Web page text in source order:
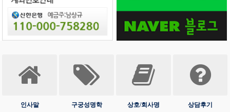
인사말
구궁성명학
상호/회사명
상담후기